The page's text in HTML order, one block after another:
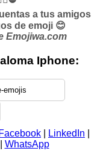
a tus amigos
de emoji 😊
Emojiwa.com
Iphone:
Facebook LinkedIn
WhatsApp